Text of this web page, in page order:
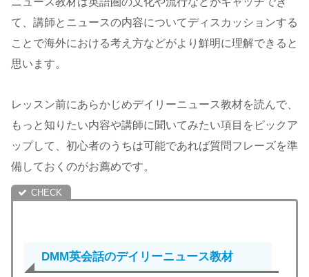
て、講師とニュースの内容についてディスカッションする
ことで海外における考え方などがより鮮明に理解できると
思います。
レッスン前にあらかじめデイリーニュース教材を読んで、
もっと知りたい内容や講師に聞いてみたい項目をピックア
ップして、初心者のうちは可能であれば質問フレーズを準
備しておくのがお薦めです。
DMM英会話のデイリーニュース教材